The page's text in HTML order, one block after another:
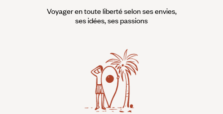
Voyager en toute liberté selon ses envies,
ses idées, ses passions